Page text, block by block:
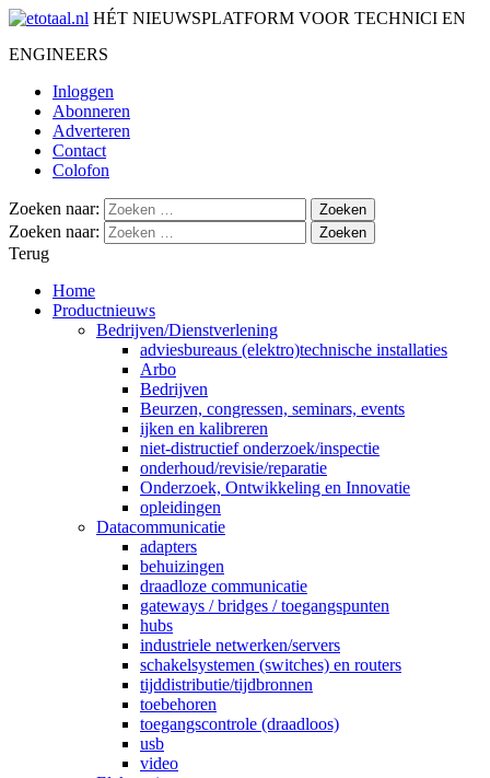
HÉT NIEUWSPLATFORM VOOR TECHNICI EN
ENGINEERS
Inloggen
Abonneren
Adverteren
Contact
Colofon
Zoeken naar:
Zoeken naar:
Terug
Home
Productnieuws
Bedrijven/Dienstverlening
adviesbureaus (elektro)technische installaties
Arbo
Bedrijven
Beurzen, congressen, seminars, events
ijken en kalibreren
niet-distructief onderzoek/inspectie
onderhoud/revisie/reparatie
Onderzoek, Ontwikkeling en Innovatie
opleidingen
Datacommunicatie
adapters
behuizingen
draadloze communicatie
gateways / bridges / toegangspunten
hubs
industriele netwerken/servers
schakelsystemen (switches) en routers
tijddistributie/tijdbronnen
toebehoren
toegangscontrole (draadloos)
usb
video